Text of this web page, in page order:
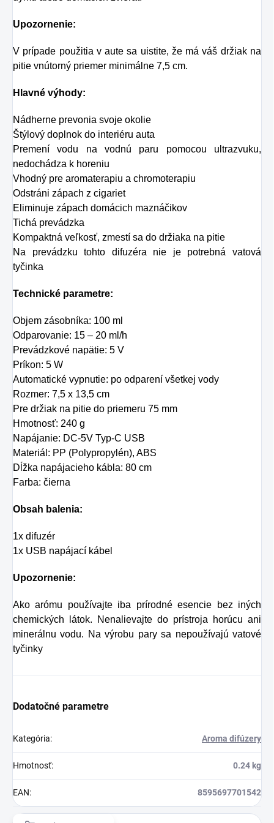
Upozornenie:
V prípade použitia v aute sa uistite, že má váš držiak na
pitie vnútorný priemer minimálne 7,5 cm.
Hlavné výhody:
Nádherne prevonia svoje okolie
Štýlový doplnok do interiéru auta
Premení vodu na vodnú paru pomocou ultrazvuku,
nedochádza k horeniu
Vhodný pre aromaterapiu a chromoterapiu
Odstráni zápach z cigariet
Eliminuje zápach domácich maznáčikov
Tichá prevádzka
Kompaktná veľkosť, zmestí sa do držiaka na pitie
Na prevádzku tohto difuzéra nie je potrebná vatová
tyčinka
Technické parametre:
Objem zásobníka: 100 ml
Odparovanie: 15 – 20 ml/h
Prevádzkové napätie: 5 V
Príkon: 5 W
Automatické vypnutie: po odparení všetkej vody
Rozmer: 7,5 x 13,5 cm
Pre držiak na pitie do priemeru 75 mm
Hmotnosť: 240 g
Napájanie: DC-5V Typ-C USB
Materiál: PP (Polypropylén), ABS
Dĺžka napájacieho kábla: 80 cm
Farba: čierna
Obsah balenia:
1x difuzér
1x USB napájací kábel
Upozornenie:
Ako arómu používajte iba prírodné esencie bez iných
chemických látok.
Nenalievajte do prístroja horúcu ani
minerálnu vodu. Na výrobu pary sa nepoužívajú vatové
tyčinky
Dodatočné parametre
Kategória: Aroma difúzery
Hmotnosť: 0.24 kg
EAN: 8595697701542